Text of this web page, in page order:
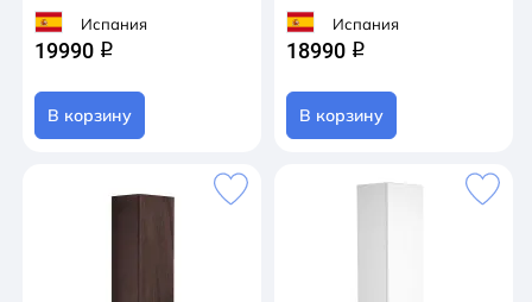
Испания
19990 q
В корзину
Испания
18990 q
В корзину